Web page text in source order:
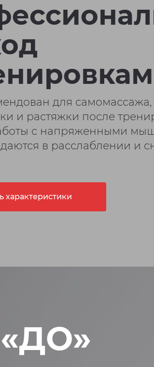
для
и растяжки после
с напряженными
в расслаблении и
характеристики
«ДО»